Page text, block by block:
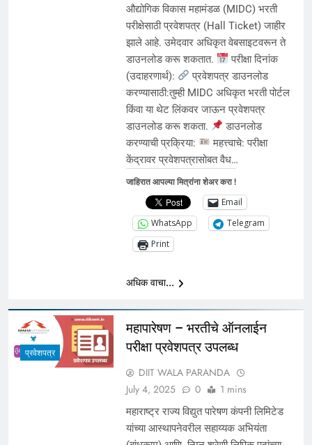
औद्योगिक विकास महामंडळ (MIDC) भरती
परीक्षेसाठी प्रवेशपत्र (Hall Ticket) जाहीर
झाले आहे. उमेदवार अधिकृत वेबसाइटवरून ते
डाउनलोड करू शकतात.
परीक्षा दिनांक
(उदाहरणार्थ):
प्रवेशपत्र डाउनलोड
करण्यासाठी:तुम्ही MIDC अधिकृत भरती पोर्टल
किंवा या थेट लिंकवर जाऊन प्रवेशपत्र
डाउनलोड करू शकता.
डाउनलोड
करण्याची प्रक्रिया:
महत्त्वाचे: परीक्षा
केंद्रावर प्रवेशपत्रासोबत वैध…
जाहिरात आपल्या मित्रांना शेअर करा !
Email
WhatsApp
Telegram
Print
अधिक वाचा...
प्रवेशपत्र
महापारेषण – भरतीचे ऑनलाईन
परीक्षा प्रवेशपत्र उपलब्ध
DIIT WALA PARANDA
July 4, 2025
0 1 mins
महाराष्ट्र राज्य विद्युत पारेषण कंपनी लिमिटेड
यांच्या आस्थापनेवरील सहाय्यक अभियंता